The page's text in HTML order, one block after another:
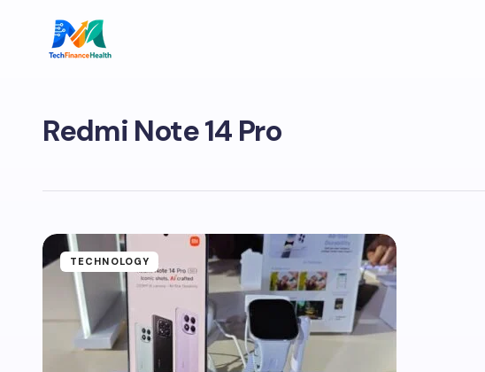
Redmi Note 14 Pro
TECHNOLOGY